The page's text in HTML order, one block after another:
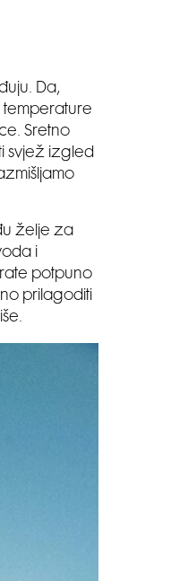
Da,
Sretno
svjež izgled
želje za
i
potpuno
prilagoditi